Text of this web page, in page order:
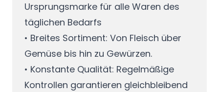
Ursprungsmarke für alle Waren des
täglichen Bedarfs
• Breites Sortiment: Von Fleisch über
Gemüse bis hin zu Gewürzen.
• Konstante Qualität: Regelmäßige
Kontrollen garantieren gleichbleibend